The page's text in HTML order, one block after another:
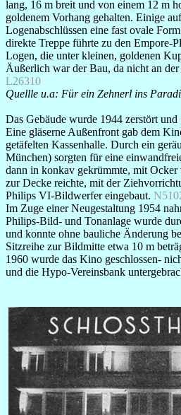
lang, 16 m breit und von einem 12 m
goldenem Vorhang gehalten. Einige
Logenabschlüssen eine fast ovale
direkte Treppe führte zu den Empore-
Logen, die unter kleinen, goldenen
Äußerlich war der Bau, da nicht an
L26310
Quellle u.a: Für ein Zehnerl ins
Das Gebäude wurde 1944 zerstört
Eine gläserne Außenfront gab dem
getäfelten Kassenhalle. Durch ein
München) sorgten für eine
dann in konkav gekrümmte, mit Ocker
zur Decke reichte, mit der
Philips VI-Bildwerfer eingebaut.
Im Zuge einer Neugestaltung 1954
Philips-Bild- und Tonanlage wurde
und konnte ohne bauliche Änderung
Sitzreihe zur Bildmitte etwa 10 m
1960 wurde das Kino geschlossen-
und die Hypo-Vereinsbank